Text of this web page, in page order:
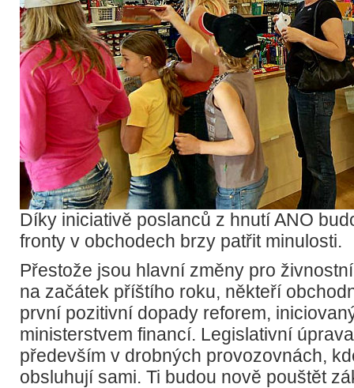
Díky iniciativě poslanců z hnutí ANO
fronty v obchodech brzy patřit minulosti.
Přestože jsou hlavní změny pro
na začátek příštího roku, někteří
první pozitivní dopady reforem,
ministerstvem financí. Legislativní
především v drobných provozovnách,
obsluhují sami. Ti budou nově pouštět